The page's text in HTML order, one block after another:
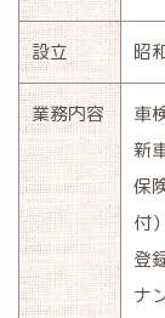
設立 昭
業務内容
車
新
保
付）
登
ナ